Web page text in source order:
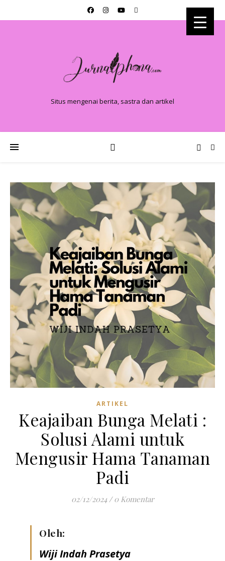
Situs mengenai berita, sastra dan artikel
ARTIKEL
Keajaiban Bunga Melati :
Solusi Alami untuk
Mengusir Hama Tanaman
Padi
02/12/2024 / 0 Komentar
Oleh:
Wiji Indah Prasetya